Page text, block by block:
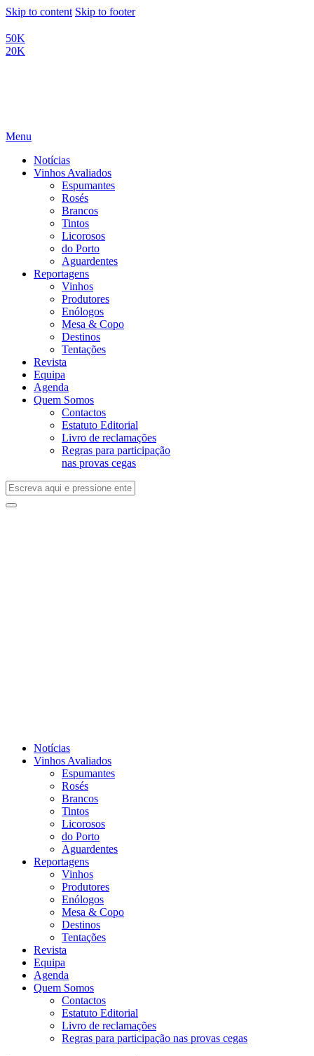
Skip to content Skip to footer
50K
20K
Menu
Notícias
Vinhos Avaliados
Espumantes
Rosés
Brancos
Tintos
Licorosos
do Porto
Aguardentes
Reportagens
Vinhos
Produtores
Enólogos
Mesa & Copo
Destinos
Tentações
Revista
Equipa
Agenda
Quem Somos
Contactos
Estatuto Editorial
Livro de reclamações
Regras para participação
nas provas cegas
Notícias
Vinhos Avaliados
Espumantes
Rosés
Brancos
Tintos
Licorosos
do Porto
Aguardentes
Reportagens
Vinhos
Produtores
Enólogos
Mesa & Copo
Destinos
Tentações
Revista
Equipa
Agenda
Quem Somos
Contactos
Estatuto Editorial
Livro de reclamações
Regras para participação nas provas cegas